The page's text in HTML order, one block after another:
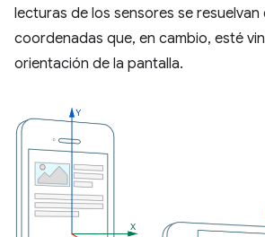
lecturas de los sensores se resuelvan
coordenadas que, en cambio, esté
orientación de la pantalla.